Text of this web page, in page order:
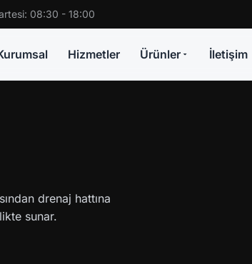
08:30 - 18:00
Hizmetler Ürünler İletişim
drenaj hattına
sunar.